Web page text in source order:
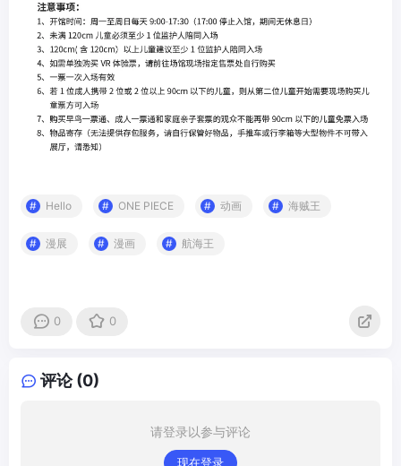
Hello ONE PIECE 动画 海贼王
漫展 漫画 航海王
0 0
评论 (0)
请登录以参与评论
现在登录